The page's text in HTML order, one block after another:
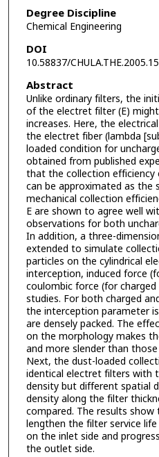
Degree Discipline
Chemical Engineering
DOI
10.58837/
Abstract
Unlike ordinary filters, the
of the electret filter (E)
increases. Here, the
the electret fiber (lambda
loaded condition for
obtained from published
that the collection
can be approximated as the
mechanical collection
E are shown to agree well
observations for both
In addition, a three-
extended to simulate
particles on the cylindrical
interception, induced force
coulombic force (for
studies. For both charged
the interception parameter
are densely packed. The
on the morphology makes
and more slender than
Next, the dust-loaded
identical electret filters with
density but different spatial
density along the filter
compared. The results
lengthen the filter service
on the inlet side and
the outlet side.